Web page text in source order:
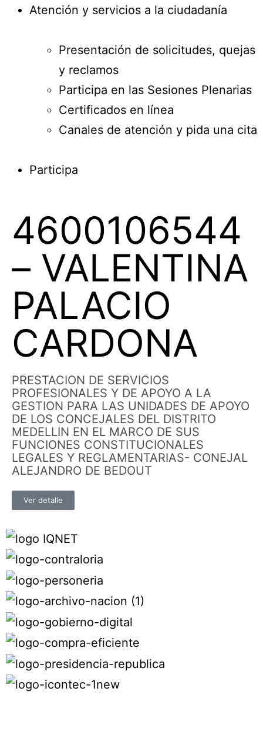
Atención y servicios a la ciudadanía
Presentación de solicitudes, quejas
y reclamos
Participa en las Sesiones Plenarias
Certificados en línea
Canales de atención y pida una cita
Participa
4600106544
– VALENTINA
PALACIO
CARDONA
PRESTACION DE SERVICIOS
PROFESIONALES Y DE APOYO A LA
GESTION PARA LAS UNIDADES DE APOYO
DE LOS CONCEJALES DEL DISTRITO
MEDELLIN EN EL MARCO DE SUS
FUNCIONES CONSTITUCIONALES
LEGALES Y REGLAMENTARIAS- CONEJAL
ALEJANDRO DE BEDOUT
Ver detalle